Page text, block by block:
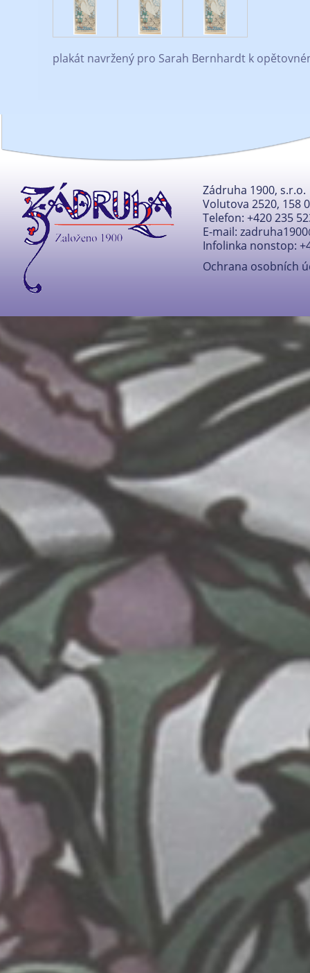
plakát navržený pro Sarah Bernhardt k
Zádruha 1900, s.r.o.
Volutova 2520, 158
Telefon: +420 235
E-mail:
Infolinka nonstop:
Ochrana osobních